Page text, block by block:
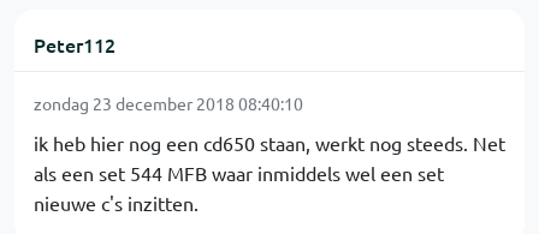
Peter112
zondag 23 december 2018 08:40:10
ik heb hier nog een cd650 staan, werkt nog steeds. Net
als een set 544 MFB waar inmiddels wel een set
nieuwe c's inzitten.